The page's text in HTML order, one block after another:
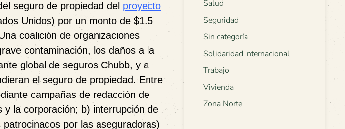
seguro de propiedad del proyecto
Unidos) por un monto de $1.5
coalición de organizaciones
contaminación, los daños a la
global de seguros Chubb, y a
el seguro de propiedad. Entre
campañas de redacción de
la corporación; b) interrupción de
por las aseguradoras)
Salud
Seguridad
Sin categoría
Solidaridad internacional
Trabajo
Vivienda
Zona Norte